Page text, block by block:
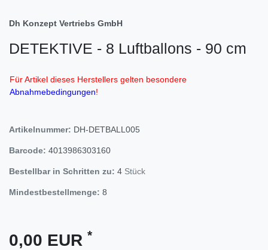
Dh Konzept Vertriebs GmbH
DETEKTIVE - 8 Luftballons - 90 cm
Für Artikel dieses Herstellers gelten besondere
Abnahmebedingungen!
Artikelnummer: DH-DETBALL005
Barcode: 4013986303160
Bestellbar in Schritten zu: 4 Stück
Mindestbestellmenge: 8
0,00 EUR *